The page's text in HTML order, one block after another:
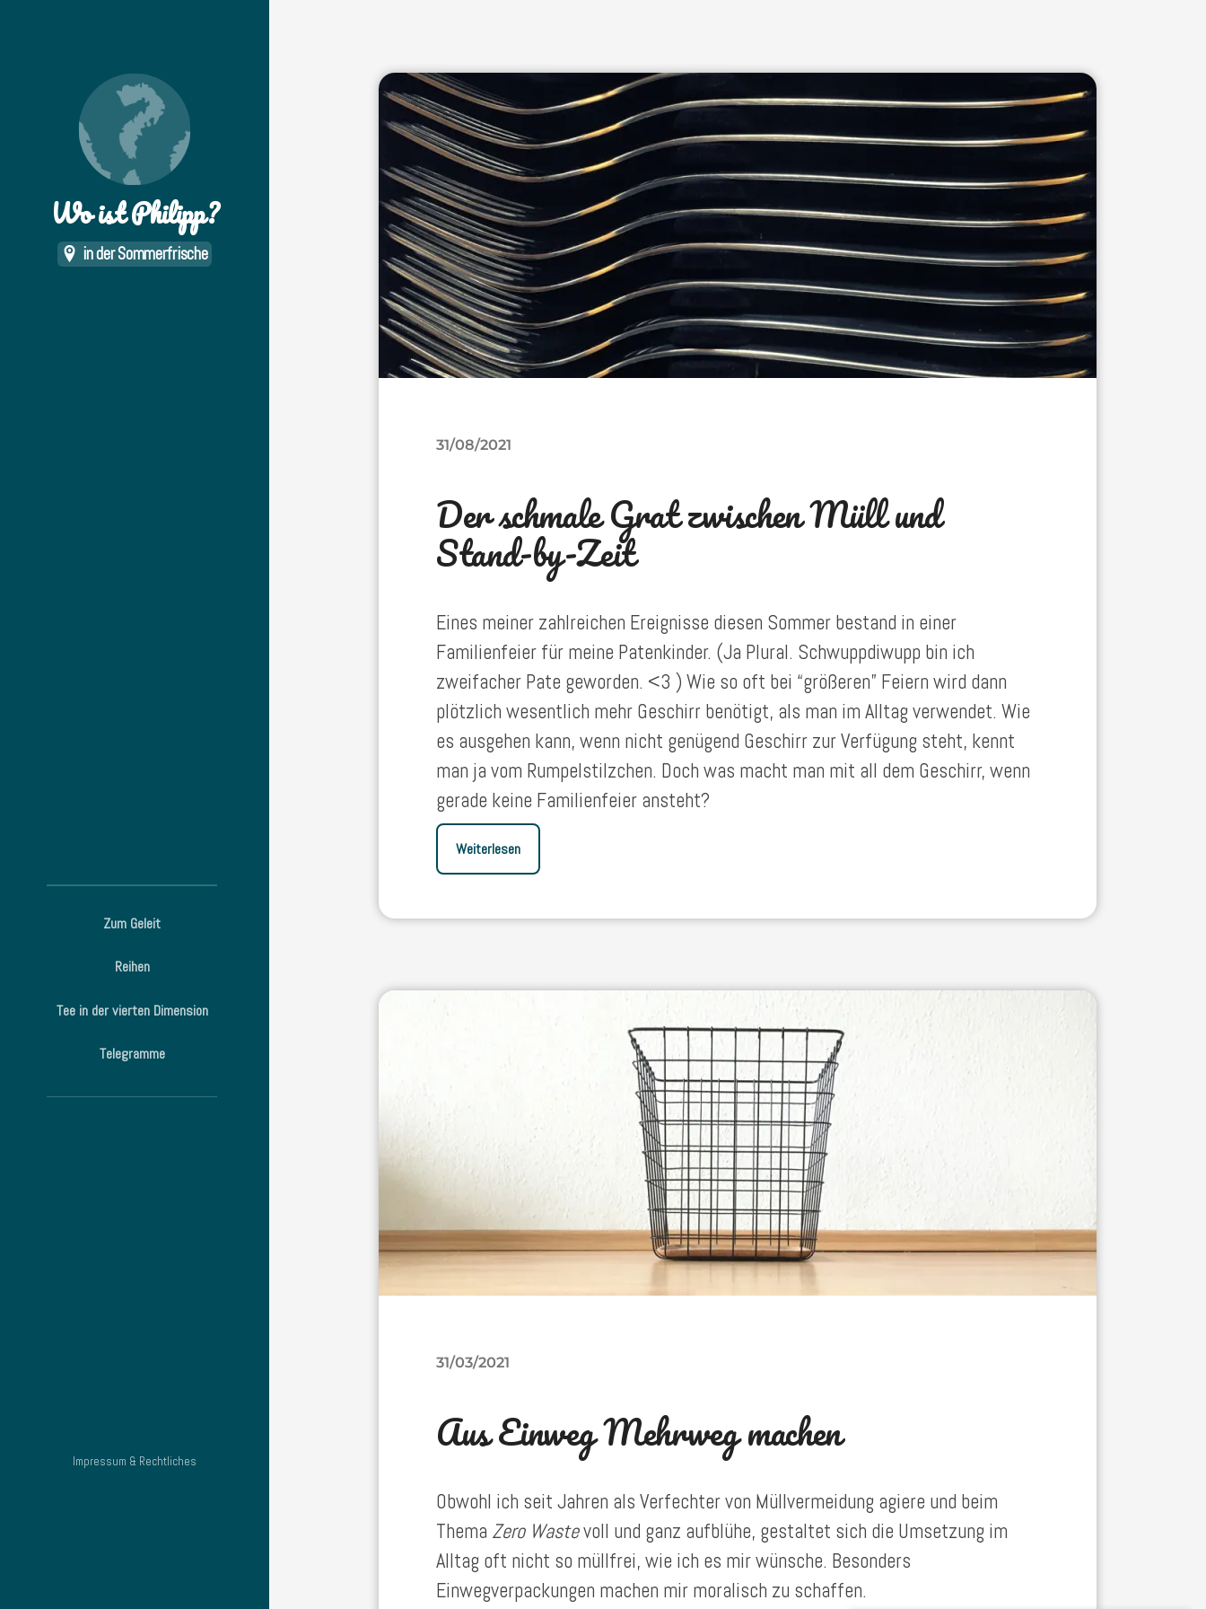
Wo ist Philipp?
in der Sommerfrische
Zum Geleit
Reihen
Tee in der vierten Dimension
Telegramme
Impressum & Rechtliches
31/08/2021
Der schmale Grat zwischen Müll und
Stand-by-Zeit
Eines meiner zahlreichen Ereignisse diesen Sommer bestand in einer
Familienfeier für meine Patenkinder. (Ja Plural. Schwuppdiwupp bin ich
zweifacher Pate geworden. <3 ) Wie so oft bei “größeren” Feiern wird dann
plötzlich wesentlich mehr Geschirr benötigt, als man im Alltag verwendet. Wie
es ausgehen kann, wenn nicht genügend Geschirr zur Verfügung steht, kennt
man ja vom Rumpelstilzchen. Doch was macht man mit all dem Geschirr, wenn
gerade keine Familienfeier ansteht?
Weiterlesen
31/03/2021
Aus Einweg Mehrweg machen
Obwohl ich seit Jahren als Verfechter von Müllvermeidung agiere und beim
Thema Zero Wastevoll und ganz aufblühe, gestaltet sich die Umsetzung im
Alltag oft nicht so müllfrei, wie ich es mir wünsche. Besonders
Einwegverpackungen machen mir moralisch zu schaffen.